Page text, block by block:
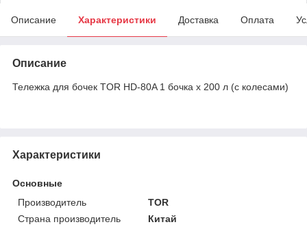
Описание Характеристики Доставка Оплата
Описание
Тележка для бочек TOR HD-80A 1 бочка х 200 л (с колесами)
Характеристики
Основные
Производитель
TOR
Страна производитель
Китай